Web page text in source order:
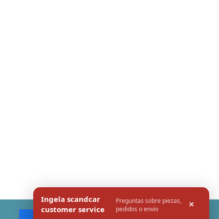
Ingela scandcar
customer service
Preguntas sobre piezas,
pedidos o envío
×